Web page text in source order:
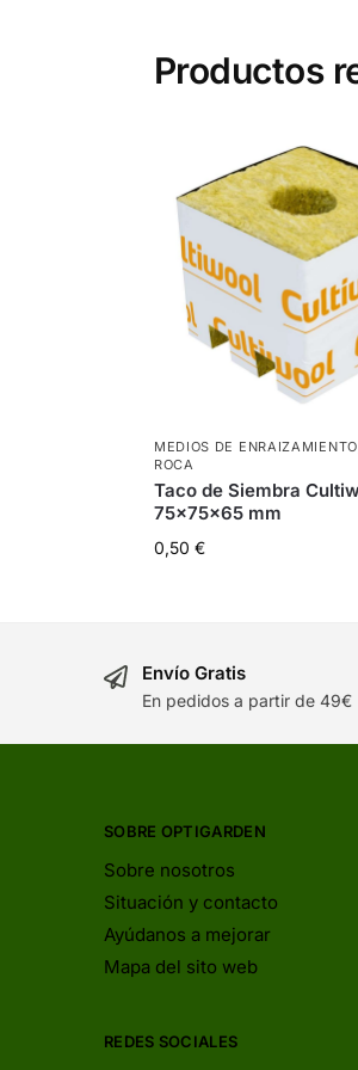
Productos
MEDIOS DE ENRAIZAMIENTO
ROCA
Taco de Siembra
75x75x65 mm
0,50 €
Envío Gratis
En pedidos a partir de 49€
SOBRE OPTIGARDEN
Sobre nosotros
Situación y contacto
Ayúdanos a mejorar
Mapa del sito web
REDES SOCIALES